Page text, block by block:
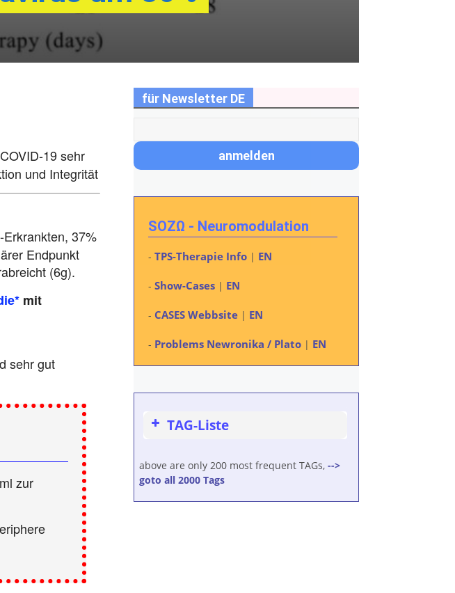
19 sehr
und Integrität
37%
Endpunkt
(6g).
mit
sehr gut
zur
für Newsletter DE
SOZΩ - Neuromodulation
- TPS-Therapie Info | EN
- Show-Cases | EN
- CASES Webbsite | EN
- Problems Newronika / Plato | EN
TAG-Liste
above are only 200 most frequent TAGs, -->
goto all 2000 Tags